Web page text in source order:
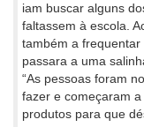
iam buscar alguns
faltassem à escola.
também a
passara a uma
“As pessoas foram
fazer e começaram
produtos para que